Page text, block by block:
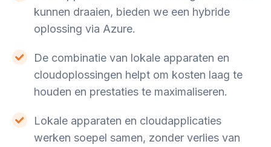
kunnen draaien, bieden we een hybride
oplossing via Azure.
De combinatie van lokale apparaten en
cloudoplossingen helpt om kosten laag te
houden en prestaties te maximaliseren.
Lokale apparaten en cloudapplicaties
werken soepel samen, zonder verlies van